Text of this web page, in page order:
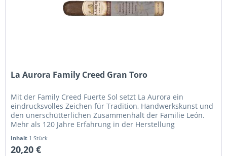
La Aurora Family Creed Gran Toro
Mit der Family Creed Fuerte Sol setzt La Aurora ein
eindrucksvolles Zeichen für Tradition, Handwerkskunst und
den unerschütterlichen Zusammenhalt der Familie León.
Mehr als 120 Jahre Erfahrung in der Herstellung
Inhalt 1 Stück
20,20 €